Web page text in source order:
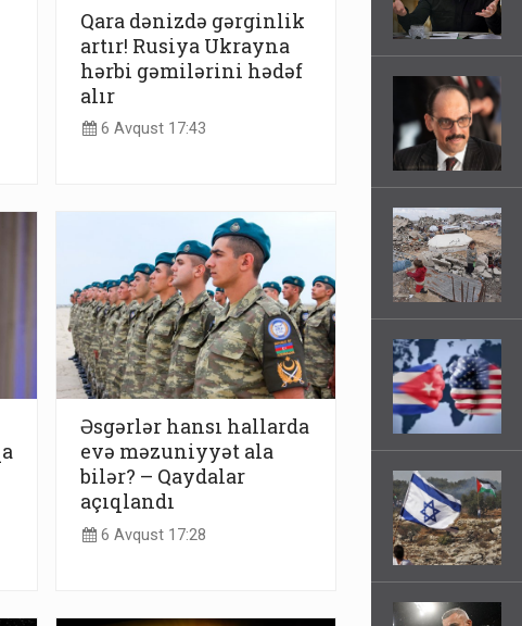
Qara dənizdə gərginlik
artır! Rusiya Ukrayna
hərbi gəmilərini hədəf
alır
6 Avqust 17:43
Əsgərlər hansı hallarda
evə məzuniyyət ala
bilər? – Qaydalar
açıqlandı
6 Avqust 17:28